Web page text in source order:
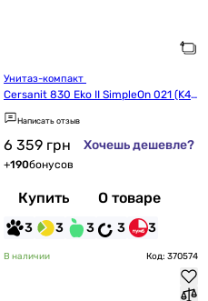
Cersanit 830 Eko II SimpleOn 021 (K44
-127)
Написать отзыв
6 359 грн Хочешь дешевле?
+190бонусов
Купить О товаре
3 3 3 3 3
В наличии Код: 370574